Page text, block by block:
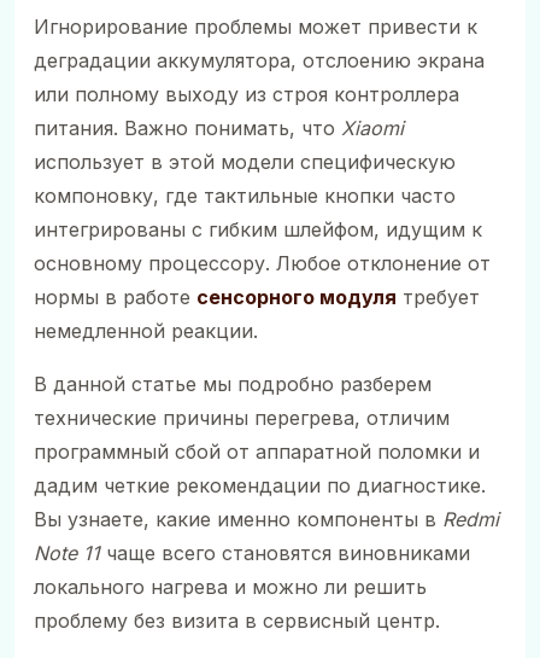
Игнорирование проблемы может привести к
деградации аккумулятора, отслоению экрана
или полному выходу из строя контроллера
питания. Важно понимать, что Xiaomi
использует в этой модели специфическую
компоновку, где тактильные кнопки часто
интегрированы с гибким шлейфом, идущим к
основному процессору. Любое отклонение от
нормы в работе сенсорного модуля требует
немедленной реакции.
В данной статье мы подробно разберем
технические причины перегрева, отличим
программный сбой от аппаратной поломки и
дадим четкие рекомендации по диагностике.
Вы узнаете, какие именно компоненты в Redmi
Note 11чаще всего становятся виновниками
локального нагрева и можно ли решить
проблему без визита в сервисный центр.